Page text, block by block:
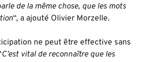
de la même chose, que les mots
“, a ajouté Olivier Morzelle.
ne peut être effective sans
C’est vital de reconnaître que les